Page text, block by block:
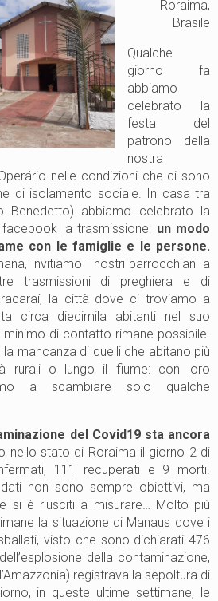
Roraima,
Brasile
Qualche
giorno fa
abbiamo
celebrato la
festa del
patrono della
nostra
nelle condizioni che ci sono
di isolamento sociale. In casa tra
Benedetto) abbiamo celebrato la
la trasmissione: un modo
con le famiglie e le persone.
invitiamo i nostri parrocchiani a
trasmissioni di preghiera e di
la città dove ci troviamo a
circa diecimila abitanti nel suo
di contatto rimane possibile.
mancanza di quelli che abitano più
rurali o lungo il fiume: con loro
a scambiare solo qualche
del Covid19 sta ancora
nello stato di Roraima il giorno 2 di
111 recuperati e 9 morti.
non sono sempre obiettivi, ma
si è riusciti a misurare… Molto più
la situazione di Manaus dove i
visto che sono dichiarati 476
della contaminazione,
registrava la sepoltura di
in queste ultime settimane, le